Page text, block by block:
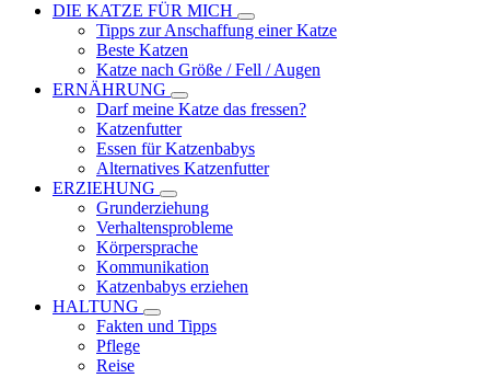
DIE KATZE FÜR MICH
Tipps zur Anschaffung einer Katze
Beste Katzen
Katze nach Größe / Fell / Augen
ERNÄHRUNG
Darf meine Katze das fressen?
Katzenfutter
Essen für Katzenbabys
Alternatives Katzenfutter
ERZIEHUNG
Grunderziehung
Verhaltensprobleme
Körpersprache
Kommunikation
Katzenbabys erziehen
HALTUNG
Fakten und Tipps
Pflege
Reise